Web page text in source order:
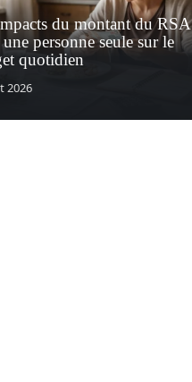
du montant du RSA
personne seule sur le
quotidien
2026